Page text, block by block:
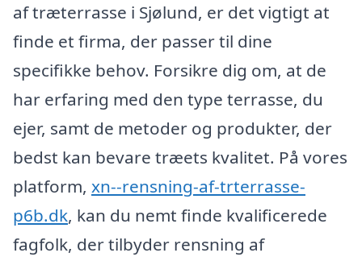
af træterrasse i Sjølund, er det vigtigt at
finde et firma, der passer til dine
specifikke behov. Forsikre dig om, at de
har erfaring med den type terrasse, du
ejer, samt de metoder og produkter, der
bedst kan bevare træets kvalitet. På vores
platform, xn--rensning-af-trterrasse-
p6b.dk, kan du nemt finde kvalificerede
fagfolk, der tilbyder rensning af